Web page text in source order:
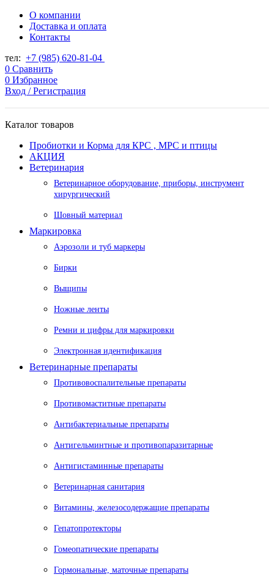
О компании
Доставка и оплата
Контакты
тел: +7 (985) 620-81-04
0 Сравнить
0 Избранное
Вход / Регистрация
Каталог товаров
Пробиотки и Корма для КРС , МРС и птицы
АКЦИЯ
Ветеринария
Ветеринарное оборудование, приборы, инструмент
хирургический
Шовный материал
Маркировка
Аэрозоли и туб маркеры
Бирки
Выщипы
Ножные ленты
Ремни и цифры для маркировки
Электронная идентификация
Ветеринарные препараты
Противовоспалительные препараты
Противомаститные препараты
Антибактериальные препараты
Антигельминтные и противопаразитарные
Антигистаминные препараты
Ветеринарная санитария
Витамины, железосодержащие препараты
Гепатопротекторы
Гомеопатические препараты
Гормональные, маточные препараты